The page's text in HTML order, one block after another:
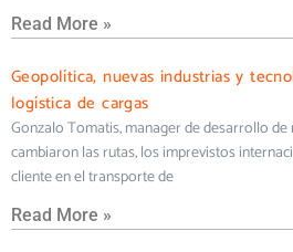
Read More »
Geopolítica, nuevas industrias y
logística de cargas
Gonzalo Tomatis, manager de desarrollo
cambiaron las rutas, los imprevistos
cliente en el transporte de
Read More »